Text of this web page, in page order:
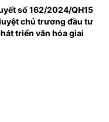
số 162/2024/QH15
chủ trương đầu tư
triển văn hóa giai